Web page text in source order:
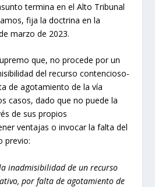
termina en el Alto Tribunal
fija la doctrina en la
marzo de 2023.
que, no procede por un
del recurso contencioso-
de agotamiento de la vía
casos, dado que no puede la
de sus propios
ventajas o invocar la falta del
previo:
inadmisibilidad de un recurso
por falta de agotamiento de